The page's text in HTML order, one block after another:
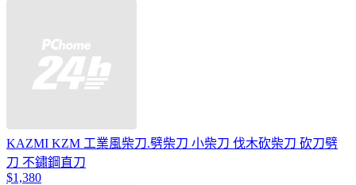
KAZMI KZM 工業風柴刀.劈柴刀 小柴刀 伐木砍柴刀 砍刀劈
刀 不鏽鋼直刀
$1,380